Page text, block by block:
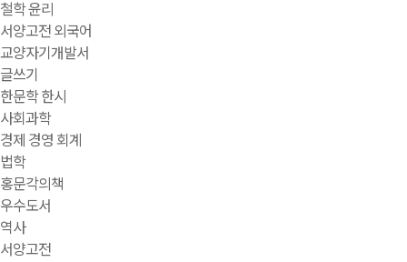
철학 윤리
서양고전 외국어
교양자기개발서
글쓰기
한문학 한시
사회과학
경제 경영 회계
법학
홍문각의책
우수도서
역사
서양고전